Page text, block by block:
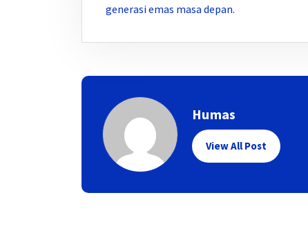
generasi emas masa depan.
Humas
View All Post